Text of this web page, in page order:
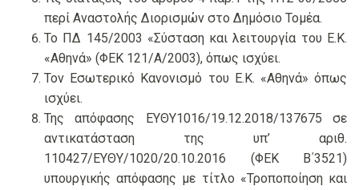
περί Αναστολής Διορισμών στο Δημόσιο Τομέα.
Το ΠΔ 145/2003 «Σύσταση και λειτουργία του Ε.Κ.
«Αθηνά» (ΦΕΚ 121/Α/2003), όπως ισχύει.
Τον Εσωτερικό Κανονισμό του Ε.Κ. «Αθηνά» όπως
ισχύει.
Της απόφασης ΕΥΘΥ1016/19.12.2018/137675 σε
αντικατάσταση της υπ’ αριθ.
110427/EΥΘΥ/1020/20.10.2016 (ΦΕΚ Β΄3521)
υπουργικής απόφασης με τίτλο «Τροποποίηση και